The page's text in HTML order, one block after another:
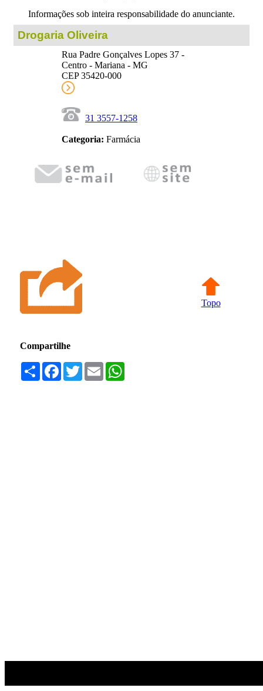
Informações sob inteira responsabilidade do anunciante.
Drogaria Oliveira
Rua Padre Gonçalves Lopes 37 -
Centro - Mariana - MG
CEP 35420-000
31 3557-1258
Categoria: Farmácia
Topo
Compartilhe
Compartilhar
Facebook
TwitterEmail